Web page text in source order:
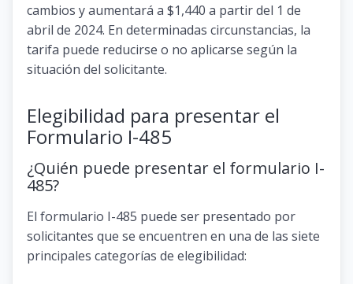
cambios y aumentará a $1,440 a partir del 1 de
abril de 2024. En determinadas circunstancias, la
tarifa puede reducirse o no aplicarse según la
situación del solicitante.
Elegibilidad para presentar el
Formulario I-485
¿Quién puede presentar el formulario I-
485?
El formulario I-485 puede ser presentado por
solicitantes que se encuentren en una de las siete
principales categorías de elegibilidad: